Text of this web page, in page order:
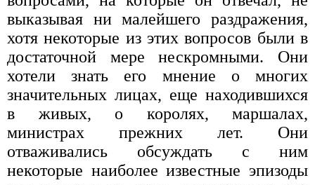
выказывая ни малейшего раздражения,
хотя некоторые из этих вопросов были в
достаточной мере нескромными. Они
хотели знать его мнение о многих
значительных лицах, еще находившихся
в живых, о королях, маршалах,
министрах прежних лет. Они
отваживались обсуждать с ним
некоторые наиболее известные эпизоды